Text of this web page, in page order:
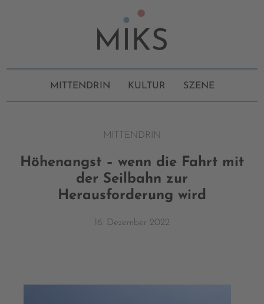
MITTENDRIN KULTUR SZENE
MITTENDRIN
Höhenangst – wenn die Fahrt mit
der Seilbahn zur
Herausforderung wird
16. Dezember 2022